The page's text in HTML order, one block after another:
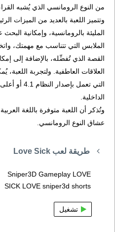
من النوع الرومانسي الذي يُشبه
وتتميز اللعبة بالعديد من الميزات
المليئة بالرومانسية، وإمكانية
الملابس التي تتناسب مع مهمتك،
القصة الذي تُفضِّله، بالإضافة إلى
العلاقات العاطفية. ولتجربة اللعبة،
التي تعمل
الداخلية.
وتُذكر أن اللعبة متوفرة باللغة
عشاق النوع الرومانسي.
طريقة لعب Love Sick
Sniper3D Gameplay LOVE
SICK LOVE sniper3d shorts
تشغيل